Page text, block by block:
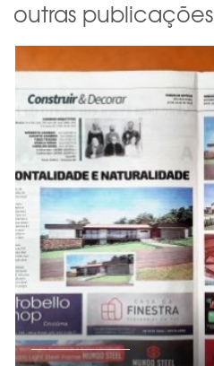
outras publicações